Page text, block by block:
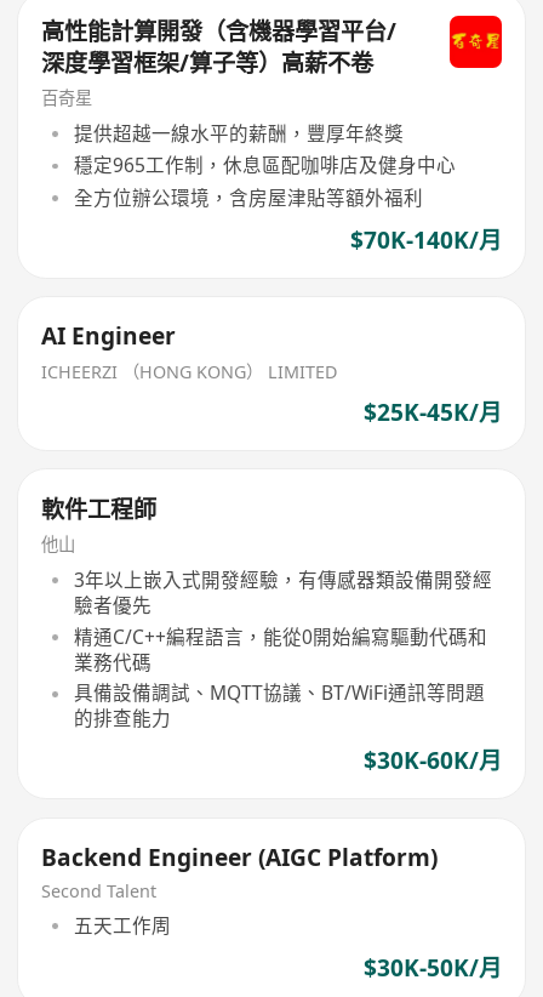
高性能計算開發（含機器學習平台/
深度學習框架/算子等）高薪不卷
百奇星
提供超越一線水平的薪酬，豐厚年終獎
穩定965工作制，休息區配咖啡店及健身中心
全方位辦公環境，含房屋津貼等額外福利
$70K-140K/月
AI Engineer
ICHEERZI （HONG KONG） LIMITED
$25K-45K/月
軟件工程師
他山
3年以上嵌入式開發經驗，有傳感器類設備開發經
驗者優先
精通C/C++編程語言，能從0開始編寫驅動代碼和
業務代碼
具備設備調試、MQTT協議、BT/WiFi通訊等問題
的排查能力
$30K-60K/月
Backend Engineer (AIGC Platform)
Second Talent
五天工作周
$30K-50K/月